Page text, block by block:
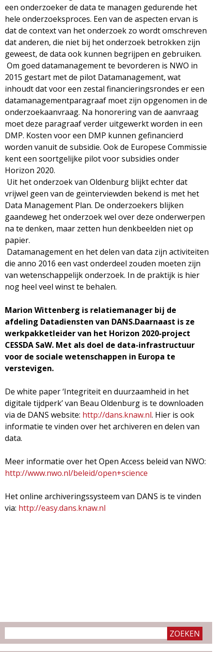
een onderzoeker de data te managen gedurende het
hele onderzoeksproces. Een van de aspecten ervan is
dat de context van het onderzoek zo wordt omschreven
dat anderen, die niet bij het onderzoek betrokken zijn
geweest, de data ook kunnen begrijpen en gebruiken.
Om goed datamanagement te bevorderen is NWO in
2015 gestart met de pilot Datamanagement, wat
inhoudt dat voor een zestal financieringsrondes er een
datamanagementparagraaf moet zijn opgenomen in de
onderzoekaanvraag. Na honorering van de aanvraag
moet deze paragraaf verder uitgewerkt worden in een
DMP. Kosten voor een DMP kunnen gefinancierd
worden vanuit de subsidie. Ook de Europese Commissie
kent een soortgelijke pilot voor subsidies onder
Horizon 2020.
Uit het onderzoek van Oldenburg blijkt echter dat
vrijwel geen van de geïnterviewden bekend is met het
Data Management Plan. De onderzoekers blijken
gaandeweg het onderzoek wel over deze onderwerpen
na te denken, maar zetten hun denkbeelden niet op
papier.
Datamanagement en het delen van data zijn activiteiten
die anno 2016 een vast onderdeel zouden moeten zijn
van wetenschappelijk onderzoek. In de praktijk is hier
nog heel veel winst te behalen.
Marion Wittenberg is relatiemanager bij de
afdeling Datadiensten van DANS.Daarnaast is ze
werkpakketleider van het Horizon 2020-project
CESSDA SaW. Met als doel de data-infrastructuur
voor de sociale wetenschappen in Europa te
verstevigen.
De white paper ‘Integriteit en duurzaamheid in het
digitale tijdperk’ van Beau Oldenburg is te downloaden
via de DANS website: http://dans.knaw.nl. Hier is ook
informatie te vinden over het archiveren en delen van
data.
Meer informatie over het Open Access beleid van NWO:
http://www.nwo.nl/beleid/open+science
Het online archiveringssysteem van DANS is te vinden
via: http://easy.dans.knaw.nl